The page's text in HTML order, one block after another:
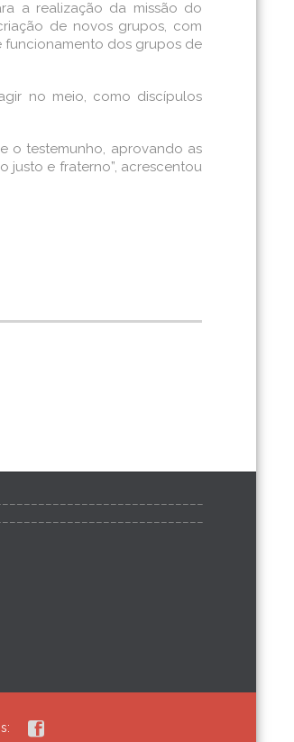
a realização da missão do
de novos grupos, com
funcionamento dos grupos de
no meio, como discípulos
o testemunho, aprovando as
justo e fraterno”, acrescentou
